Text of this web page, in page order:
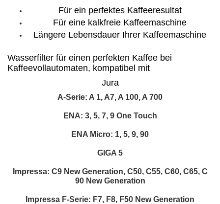
Für ein perfektes Kaffeeresultat
Für eine kalkfreie Kaffeemaschine
Längere Lebensdauer Ihrer Kaffeemaschine
Wasserfilter für einen perfekten Kaffee bei
Kaffeevollautomaten, kompatibel mit
Jura
A-Serie: A 1, A7, A 100, A 700
ENA: 3, 5, 7, 9 One Touch
ENA Micro: 1, 5, 9, 90
GIGA 5
Impressa: C9 New Generation, C50, C55, C60, C65, C
90 New Generation
Impressa F-Serie: F7, F8, F50 New Generation